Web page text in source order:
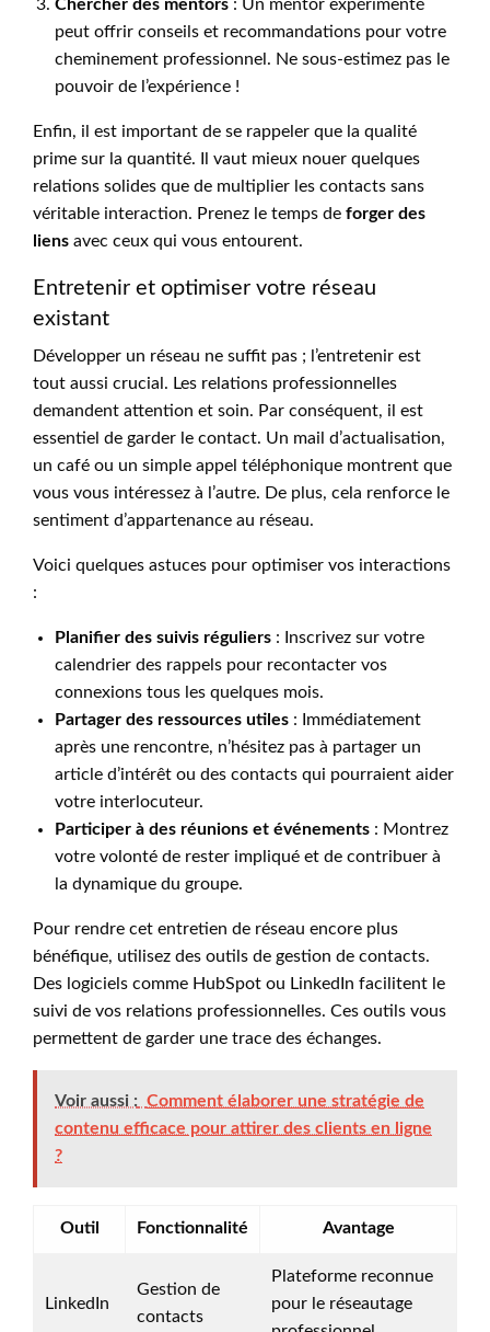
Chercher des mentors : Un mentor expérimenté
peut offrir conseils et recommandations pour votre
cheminement professionnel. Ne sous-estimez pas le
pouvoir de l’expérience !
Enfin, il est important de se rappeler que la qualité
prime sur la quantité. Il vaut mieux nouer quelques
relations solides que de multiplier les contacts sans
véritable interaction. Prenez le temps de forger des
liens avec ceux qui vous entourent.
Entretenir et optimiser votre réseau
existant
Développer un réseau ne suffit pas ; l’entretenir est
tout aussi crucial. Les relations professionnelles
demandent attention et soin. Par conséquent, il est
essentiel de garder le contact. Un mail d’actualisation,
un café ou un simple appel téléphonique montrent que
vous vous intéressez à l’autre. De plus, cela renforce le
sentiment d’appartenance au réseau.
Voici quelques astuces pour optimiser vos interactions
:
Planifier des suivis réguliers : Inscrivez sur votre
calendrier des rappels pour recontacter vos
connexions tous les quelques mois.
Partager des ressources utiles : Immédiatement
après une rencontre, n’hésitez pas à partager un
article d’intérêt ou des contacts qui pourraient aider
votre interlocuteur.
Participer à des réunions et événements : Montrez
votre volonté de rester impliqué et de contribuer à
la dynamique du groupe.
Pour rendre cet entretien de réseau encore plus
bénéfique, utilisez des outils de gestion de contacts.
Des logiciels comme HubSpot ou LinkedIn facilitent le
suivi de vos relations professionnelles. Ces outils vous
permettent de garder une trace des échanges.
Voir aussi : Comment élaborer une stratégie de
contenu efficace pour attirer des clients en ligne
?
Outil Fonctionnalité Avantage
LinkedIn
Gestion de
contacts
Plateforme reconnue
pour le réseautage